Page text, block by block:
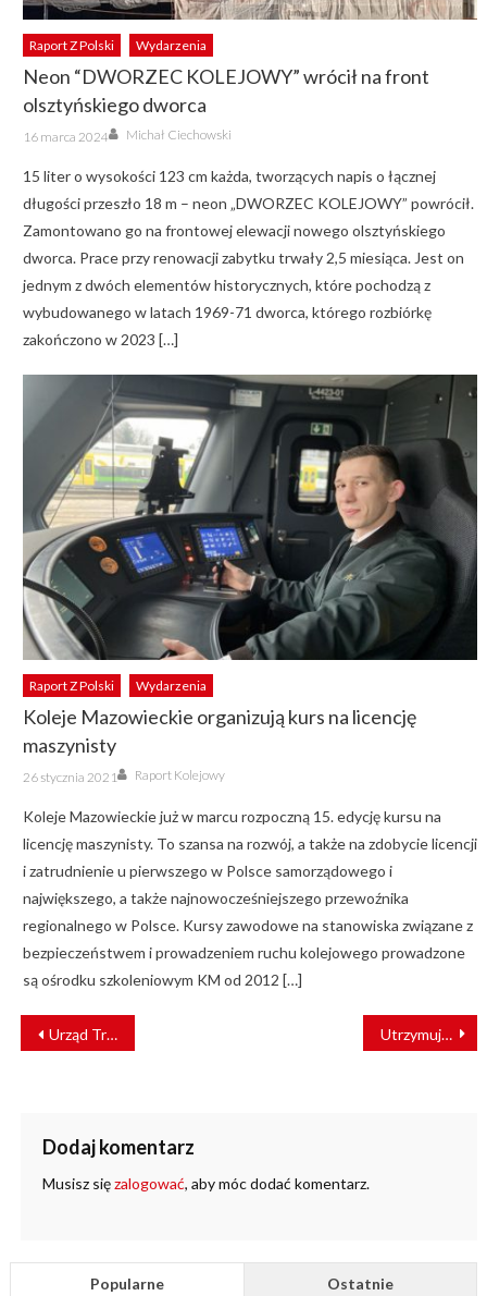
Raport Z Polski Wydarzenia
Neon “DWORZEC KOLEJOWY” wrócił na front
olsztyńskiego dworca
Posted
on
16 marca 2024 Author
Michał Ciechowski
15 liter o wysokości 123 cm każda, tworzących napis o łącznej
długości przeszło 18 m – neon „DWORZEC KOLEJOWY” powrócił.
Zamontowano go na frontowej elewacji nowego olsztyńskiego
dworca. Prace przy renowacji zabytku trwały 2,5 miesiąca. Jest on
jednym z dwóch elementów historycznych, które pochodzą z
wybudowanego w latach 1969-71 dworca, którego rozbiórkę
zakończono w 2023 […]
Raport Z Polski Wydarzenia
Koleje Mazowieckie organizują kurs na licencję
maszynisty
Posted
on
26 stycznia 2021 Author
Raport Kolejowy
Koleje Mazowieckie już w marcu rozpoczną 15. edycję kursu na
licencję maszynisty. To szansa na rozwój, a także na zdobycie licencji
i zatrudnienie u pierwszego w Polsce samorządowego i
największego, a także najnowocześniejszego przewoźnika
regionalnego w Polsce. Kursy zawodowe na stanowiska związane z
bezpieczeństwem i prowadzeniem ruchu kolejowego prowadzone
są ośrodku szkoleniowym KM od 2012 […]
NAWIGACJA
WPISU
Urząd Transportu Kolejowego świętował 15 lat Utrzymujemy największy udział w rynku
Dodaj komentarz
Musisz sięzalogować, aby móc dodać komentarz.
Popularne Ostatnie